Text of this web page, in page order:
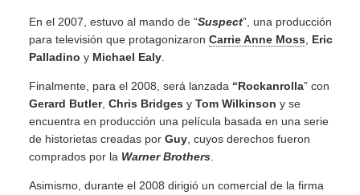
En el 2007, estuvo al mando de “Suspect”, una producción
para televisión que protagonizaron Carrie Anne Moss
Eric
Palladino y Michael Ealy
Finalmente, para el 2008, será lanzada “Rockanrolla” con
Gerard Butler, Chris Bridges y Tom Wilkinson y se
encuentra en producción una película basada en una serie
de historietas creadas por Guy , cuyos derechos fueron
comprados por la Warner Brothers
Asimismo, durante el 2008 dirigió un comercial de la firma